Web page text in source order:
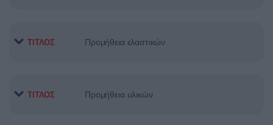
ΤΙΤΛΟΣ Προμήθεια ελαστικών
ΤΙΤΛΟΣ Προμήθεια υλικών